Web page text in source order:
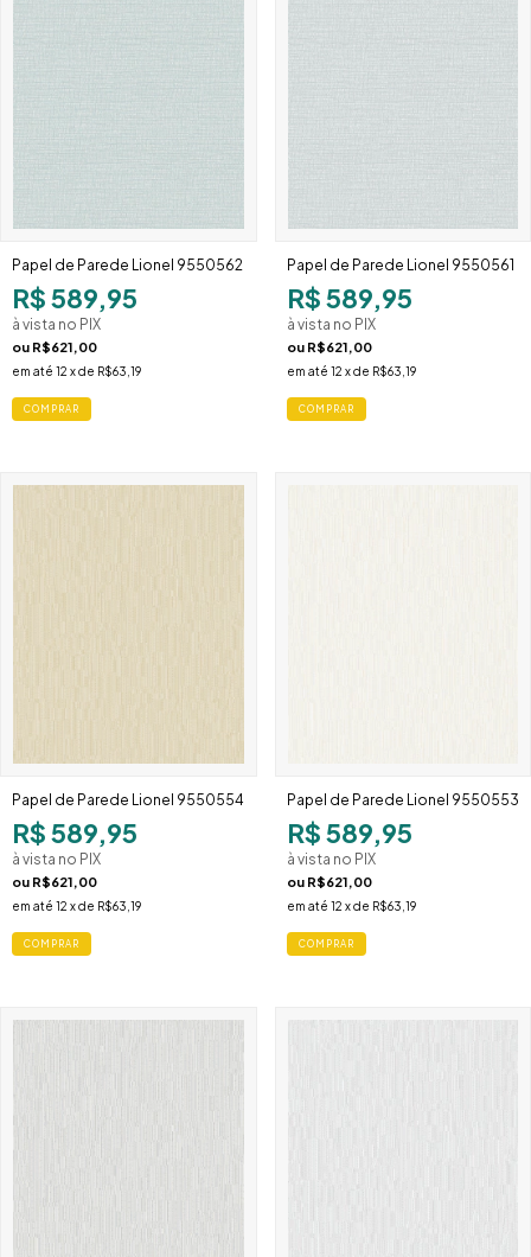
Papel de Parede Lionel 9550562
R$ 589,95
à vista no PIX
ou R$621,00
em até 12 x de R$63,19
Papel de Parede Lionel 9550561
R$ 589,95
à vista no PIX
ou R$621,00
em até 12 x de R$63,19
Papel de Parede Lionel 9550554
R$ 589,95
à vista no PIX
ou R$621,00
em até 12 x de R$63,19
Papel de Parede Lionel 9550553
R$ 589,95
à vista no PIX
ou R$621,00
em até 12 x de R$63,19